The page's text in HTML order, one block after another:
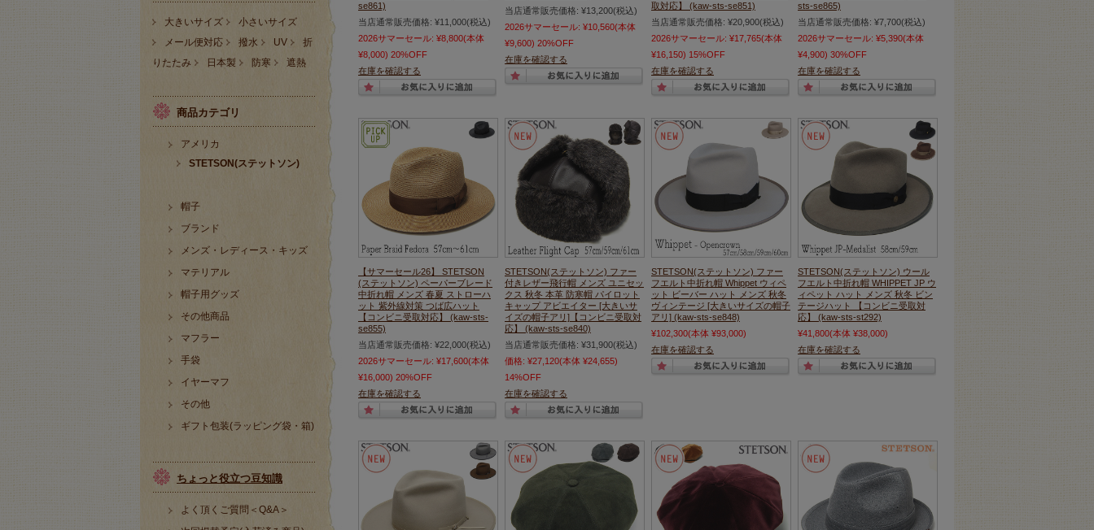
se861)
当店通常販売価格: ¥11,000(税込)
2026サマーセール: ¥8,800(本体
¥8,000) 20%OFF
在庫を確認する
当店通常販売価格: ¥13,200(税込)
2026サマーセール: ¥10,560(本体
¥9,600) 20%OFF
在庫を確認する
取対応】 (kaw-sts-se851)
当店通常販売価格: ¥20,900(税込)
2026サマーセール: ¥17,765(本体
¥16,150) 15%OFF
在庫を確認する
sts-se865)
当店通常販売価格: ¥7,700(税込)
2026サマーセール: ¥5,390(本体
¥4,900) 30%OFF
在庫を確認する
【サマーセール26】 STETSON
(ステットソン) ペーパーブレード
中折れ帽 メンズ 春夏 ストローハ
ット 紫外線対策 つば広ハット
【コンビニ受取対応】 (kaw-sts-
se855)
当店通常販売価格: ¥22,000(税込)
2026サマーセール: ¥17,600(本体
¥16,000) 20%OFF
在庫を確認する
STETSON(ステットソン) ファー
付きレザー飛行帽 メンズ ユニセッ
クス 秋冬 本革 防寒帽 パイロット
キャップ アビエイター [大きいサ
イズの帽子アリ]【コンビニ受取対
応】 (kaw-sts-se840)
当店通常販売価格: ¥31,900(税込)
価格: ¥27,120(本体 ¥24,655)
14%OFF
在庫を確認する
STETSON(ステットソン) ファー
フエルト中折れ帽 Whippet ウィペ
ット ビーバー ハット メンズ 秋冬
ヴィンテージ [大きいサイズの帽子
アリ] (kaw-sts-se848)
¥102,300(本体 ¥93,000)
在庫を確認する
STETSON(ステットソン) ウール
フエルト中折れ帽 WHIPPET JP ウ
ィペット ハット メンズ 秋冬 ビン
テージハット 【コンビニ受取対
応】 (kaw-sts-st292)
¥41,800(本体 ¥38,000)
在庫を確認する
大きいサイズ
小さいサイズ
メール便対応
撥水 UV
折
りたたみ
日本製 防寒 遮熱
商品カテゴリ
アメリカ
STETSON(ステットソン)
帽子
ブランド
メンズ・レディース・キッズ
マテリアル
帽子用グッズ
その他商品
マフラー
手袋
イヤーマフ
その他
ギフト包装(ラッピング袋・箱)
ちょっと役立つ豆知識
よく頂くご質問＜Q&A＞